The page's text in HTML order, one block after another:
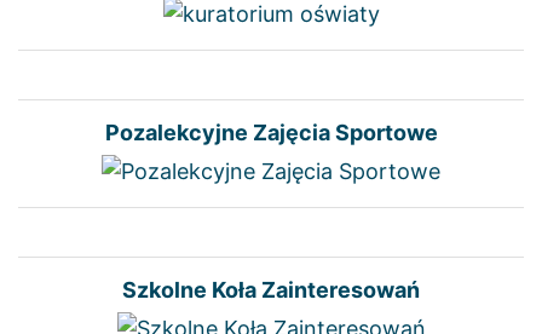
Pozalekcyjne Zajęcia Sportowe
Szkolne Koła Zainteresowań